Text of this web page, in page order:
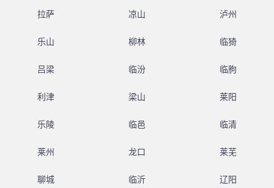
拉萨 凉山 泸州
乐山 柳林 临猗
吕梁 临汾 临朐
利津 梁山 莱阳
乐陵 临邑 临清
莱州 龙口 莱芜
聊城 临沂 辽阳